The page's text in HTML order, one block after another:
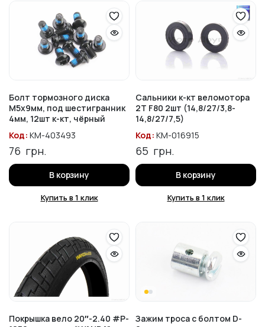
Болт тормозного диска
M5x9мм, под шестигранник
4мм, 12шт к-кт, чёрный
Код: KM-403493
76 грн.
В корзину
Купить в 1 клик
Сальники к-кт веломотора
2T F80 2шт (14,8/27/3,8-
14,8/27/7,5)
Код: KM-016915
65 грн.
В корзину
Купить в 1 клик
Покрышка вело 20″-2.40 #P-
Зажим троса с болтом D-